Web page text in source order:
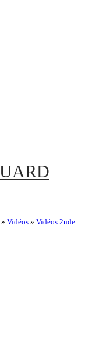
» Vidéos » Vidéos 2nde